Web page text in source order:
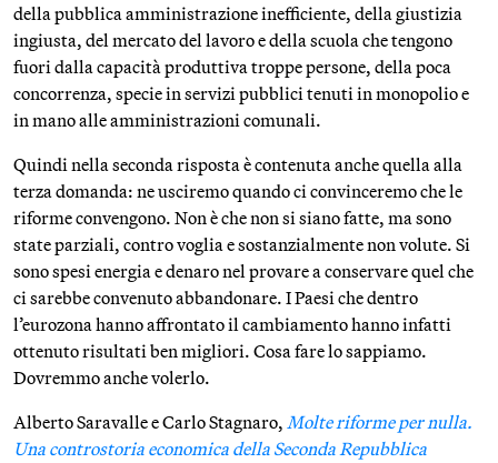
della pubblica amministrazione inefficiente, della giustizia
ingiusta, del mercato del lavoro e della scuola che tengono
fuori dalla capacità produttiva troppe persone, della poca
concorrenza, specie in servizi pubblici tenuti in monopolio e
in mano alle amministrazioni comunali.
Quindi nella seconda risposta è contenuta anche quella alla
terza domanda: ne usciremo quando ci convinceremo che le
riforme convengono. Non è che non si siano fatte, ma sono
state parziali, contro voglia e sostanzialmente non volute. Si
sono spesi energia e denaro nel provare a conservare quel che
ci sarebbe convenuto abbandonare. I Paesi che dentro
l’eurozona hanno affrontato il cambiamento hanno infatti
ottenuto risultati ben migliori. Cosa fare lo sappiamo.
Dovremmo anche volerlo.
Alberto Saravalle e Carlo Stagnaro, Molte riforme per nulla.
Una controstoria economica della Seconda Repubblica